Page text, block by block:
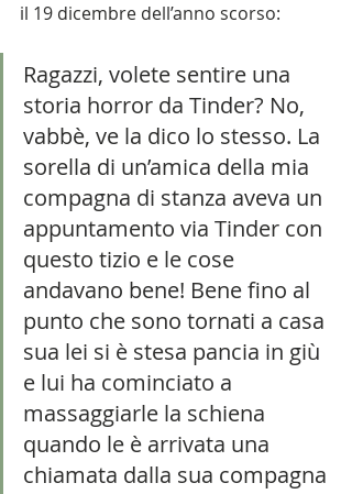
il 19 dicembre dell’anno scorso:
Ragazzi, volete sentire una
storia horror da Tinder? No,
vabbè, ve la dico lo stesso. La
sorella di un’amica della mia
compagna di stanza aveva un
appuntamento via Tinder con
questo tizio e le cose
andavano bene! Bene fino al
punto che sono tornati a casa
sua lei si è stesa pancia in giù
e lui ha cominciato a
massaggiarle la schiena
quando le è arrivata una
chiamata dalla sua compagna